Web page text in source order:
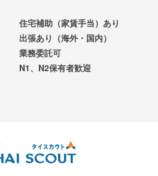
住宅補助（家賃手当）あり
出張あり（海外・国内）
業務委託可
N1、N2保有者歓迎